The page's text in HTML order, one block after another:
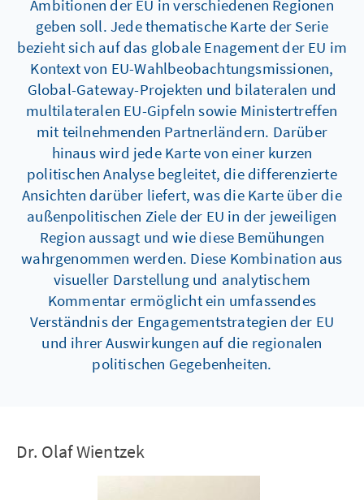
Ambitionen der EU in verschiedenen Regionen
geben soll. Jede thematische Karte der Serie
bezieht sich auf das globale Enagement der EU im
Kontext von EU-Wahlbeobachtungsmissionen,
Global-Gateway-Projekten und bilateralen und
multilateralen EU-Gipfeln sowie Ministertreffen
mit teilnehmenden Partnerländern. Darüber
hinaus wird jede Karte von einer kurzen
politischen Analyse begleitet, die differenzierte
Ansichten darüber liefert, was die Karte über die
außenpolitischen Ziele der EU in der jeweiligen
Region aussagt und wie diese Bemühungen
wahrgenommen werden. Diese Kombination aus
visueller Darstellung und analytischem
Kommentar ermöglicht ein umfassendes
Verständnis der Engagementstrategien der EU
und ihrer Auswirkungen auf die regionalen
politischen Gegebenheiten.
Dr. Olaf Wientzek